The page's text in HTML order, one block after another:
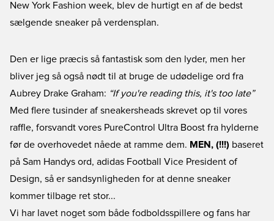
New York Fashion week, blev de hurtigt en af de bedst
sælgende sneaker på verdensplan.
Den er lige præcis så fantastisk som den lyder, men her
bliver jeg så også nødt til at bruge de udødelige ord fra
Aubrey Drake Graham: “If you're reading this, it's too late”
Med flere tusinder af sneakersheads skrevet op til vores
raffle, forsvandt vores PureControl Ultra Boost fra hylderne
før de overhovedet nåede at ramme dem. MEN, (!!!) baseret
på Sam Handys ord, adidas Football Vice President of
Design, så er sandsynligheden for at denne sneaker
kommer tilbage ret stor...
Vi har lavet noget som både fodboldsspillere og fans har